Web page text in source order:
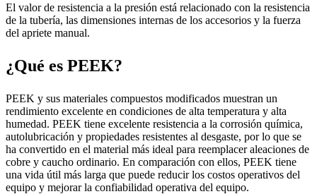
El valor de resistencia a la presión está relacionado con la resistencia
de la tubería, las dimensiones internas de los accesorios y la fuerza
del apriete manual.
¿Qué es PEEK?
PEEK y sus materiales compuestos modificados muestran un
rendimiento excelente en condiciones de alta temperatura y alta
humedad. PEEK tiene excelente resistencia a la corrosión química,
autolubricación y propiedades resistentes al desgaste, por lo que se
ha convertido en el material más ideal para reemplacer aleaciones de
cobre y caucho ordinario. En comparación con ellos, PEEK tiene
una vida útil más larga que puede reducir los costos operativos del
equipo y mejorar la confiabilidad operativa del equipo.